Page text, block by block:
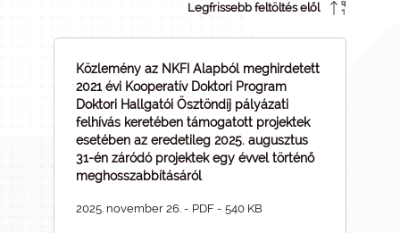
Legfrissebb feltöltés elől
Közlemény az NKFI Alapból meghirdetett
2021 évi Kooperatív Doktori Program
Doktori Hallgatói Ösztöndíj pályázati
felhívás keretében támogatott projektek
esetében az eredetileg 2025. augusztus
31-én záródó projektek egy évvel történő
meghosszabbításáról
2025. november 26. - PDF - 540 KB